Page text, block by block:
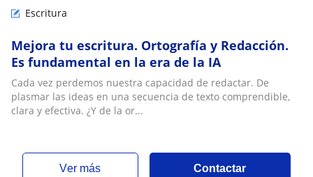
Escritura
Mejora tu escritura. Ortografía y Redacción.
Es fundamental en la era de la IA
Cada vez perdemos nuestra capacidad de redactar. De
plasmar las ideas en una secuencia de texto comprendible,
clara y efectiva. ¿Y de la or...
ver más Contactar